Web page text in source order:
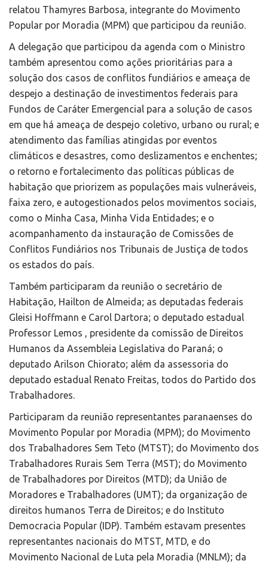
relatou Thamyres Barbosa, integrante do Movimento
Popular por Moradia (MPM) que participou da reunião.
A delegação que participou da agenda com o Ministro
também apresentou como ações prioritárias para a
solução dos casos de conflitos fundiários e ameaça de
despejo a destinação de investimentos federais para
Fundos de Caráter Emergencial para a solução de casos
em que há ameaça de despejo coletivo, urbano ou rural; e
atendimento das famílias atingidas por eventos
climáticos e desastres, como deslizamentos e enchentes;
o retorno e fortalecimento das políticas públicas de
habitação que priorizem as populações mais vulneráveis,
faixa zero, e autogestionados pelos movimentos sociais,
como o Minha Casa, Minha Vida Entidades; e o
acompanhamento da instauração de Comissões de
Conflitos Fundiários nos Tribunais de Justiça de todos
os estados do país.
Também participaram da reunião o secretário de
Habitação, Hailton de Almeida; as deputadas federais
Gleisi Hoffmann e Carol Dartora; o deputado estadual
Professor Lemos , presidente da comissão de Direitos
Humanos da Assembleia Legislativa do Paraná; o
deputado Arilson Chiorato; além da assessoria do
deputado estadual Renato Freitas, todos do Partido dos
Trabalhadores.
Participaram da reunião representantes paranaenses do
Movimento Popular por Moradia (MPM); do Movimento
dos Trabalhadores Sem Teto (MTST); do Movimento dos
Trabalhadores Rurais Sem Terra (MST); do Movimento
de Trabalhadores por Direitos (MTD); da União de
Moradores e Trabalhadores (UMT); da organização de
direitos humanos Terra de Direitos; e do Instituto
Democracia Popular (IDP). Também estavam presentes
representantes nacionais do MTST, MTD, e do
Movimento Nacional de Luta pela Moradia (MNLM); da